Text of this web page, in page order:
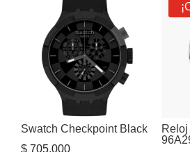
$ 3.071.000.
$
Swatch Checkpoint Black
$ 705.000